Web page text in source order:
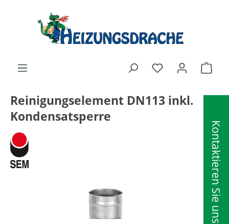
Kontaktieren Sie uns
Reinigungselement DN113 inkl.
Kondensatsperre
Bildergalerie überspringen